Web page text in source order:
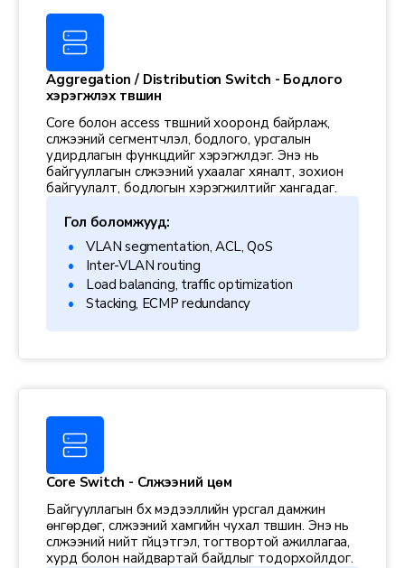
Aggregation / Distribution Switch - Бодлого
хэрэгжүүлэх түвшин
Core болон access түвшний хооронд байрлаж,
сүлжээний сегментчлэл, бодлого, урсгалын
удирдлагын функцүүдийг хэрэгжүүлдэг. Энэ нь
байгууллагын сүлжээний ухаалаг хяналт, зохион
байгуулалт, бодлогын хэрэгжилтийг хангадаг.
Гол боломжууд:
VLAN segmentation, ACL, QoS
Inter-VLAN routing
Load balancing, traffic optimization
Stacking, ECMP redundancy
Core Switch - Сүлжээний цөм
Байгууллагын бүх мэдээллийн урсгал дамжин
өнгөрдөг, сүлжээний хамгийн чухал түвшин. Энэ нь
сүлжээний нийт гүйцэтгэл, тогтвортой ажиллагаа,
хурд болон найдвартай байдлыг тодорхойлдог.